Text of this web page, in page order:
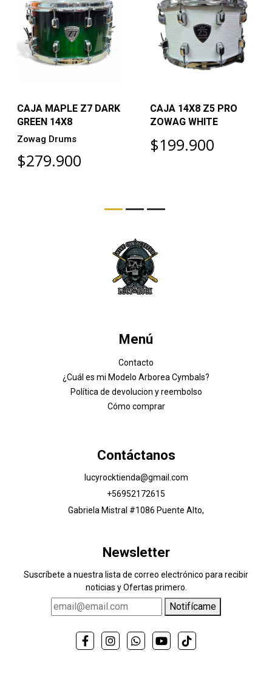
CAJA MAPLE Z7 DARK
GREEN 14X8
Zowag Drums
$279.900
CAJA 14X8 Z5 PRO
ZOWAG WHITE
$199.900
Menú
Contacto
¿Cuál es mi Modelo Arborea Cymbals?
Política de devolucion y reembolso
Cómo comprar
Contáctanos
lucyrocktienda@gmail.com
+56952172615
Gabriela Mistral #1086 Puente Alto,
Newsletter
Suscríbete a nuestra lista de correo electrónico para recibir
noticias y Ofertas primero.
Notifícame